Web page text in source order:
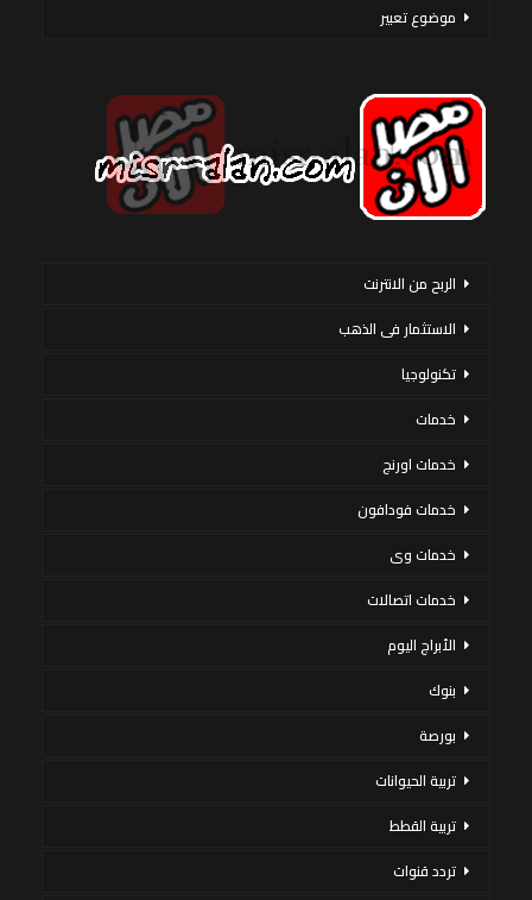
موضوع تعبير
الربح من الانترنت
الاستثمار فى الذهب
تكنولوجيا
خدمات
خدمات اورنج
خدمات فودافون
خدمات وى
خدمات اتصالات
الأبراج اليوم
بنوك
بورصة
تربية الحيوانات
تربية القطط
تردد قنوات